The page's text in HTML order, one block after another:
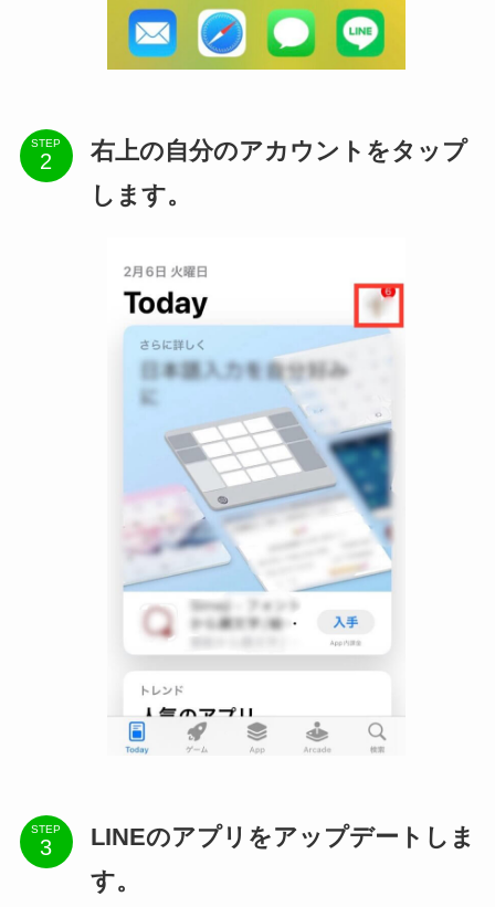
STEP
右上の自分のアカウントをタップ
します。
STEP
LINEのアプリをアップデートしま
す。